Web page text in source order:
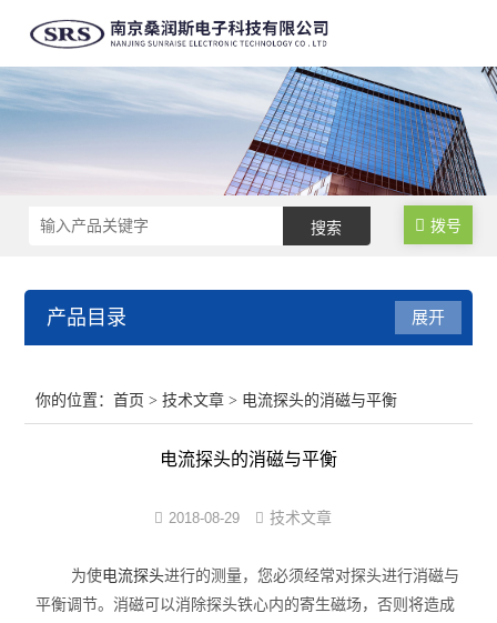
拨号
产品目录 展开
你的位置：首页 >技术文章 > 电流探头的消磁与平衡
电流探头的消磁与平衡
2018-08-29 技术文章
为使电流探头进行的测量，您必须经常对探头进行消磁与
平衡调节。消磁可以消除探头铁心内的寄生磁场，否则将造成